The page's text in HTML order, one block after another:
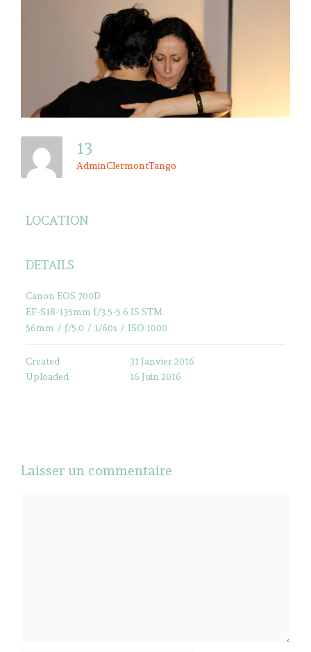
13
AdminClermontTango
LOCATION
DETAILS
Canon EOS 700D
EF-S18-135mm f/3.5-5.6 IS STM
56mm / ƒ/5.0 / 1/60s / ISO 1000
Created
31 Janvier 2016
Uploaded
16 Juin 2016
Laisser un commentaire